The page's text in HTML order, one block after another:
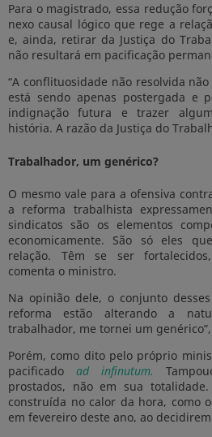
Para o magistrado, essa redução
nexo causal lógico que rege a
e, ainda, retirar da Justiça do
não resultará em pacificação
“A conflituosidade não resolvida
está sendo apenas postergada e
indignação futura e trazer
história. A razão da Justiça do
Trabalhador, um genérico?
O mesmo vale para a ofensiva
a reforma trabalhista
sindicatos são os elementos
economicamente. São só eles
relação. Têm se ser
comenta o ministro.
Na opinião dele, o conjunto
reforma estão alterando a
trabalhador, me tornei um
Porém, como dito pelo próprio
pacificado ad infinutum.
prostados, não em sua
construída no calor da hora, como
em fevereiro deste ano, ao